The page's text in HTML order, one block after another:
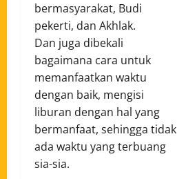
bermasyarakat, Budi
pekerti, dan Akhlak.
Dan juga dibekali
bagaimana cara untuk
memanfaatkan waktu
dengan baik, mengisi
liburan dengan hal yang
bermanfaat, sehingga tidak
ada waktu yang terbuang
sia-sia.